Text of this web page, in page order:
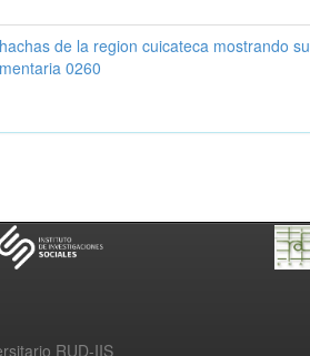
de la region cuicateca mostrando su
0260
RUD-IIS